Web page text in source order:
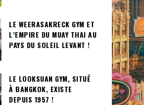
LE WEERASAKRECK GYM ET
L’EMPIRE DU MUAY THAI AU
PAYS DU SOLEIL LEVANT !
LE LOOKSUAN GYM, SITUÉ
À BANGKOK, EXISTE
DEPUIS 1957 !